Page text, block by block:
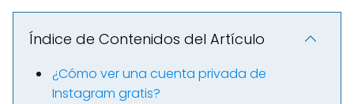
Índice de Contenidos del Artículo
¿Cómo ver una cuenta privada de
Instagram gratis?